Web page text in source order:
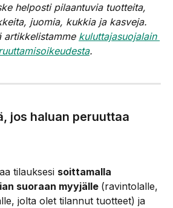
helposti pilaantuvia tuotteita,
juomia, kukkia ja kasveja.
artikkelistamme kuluttajasuojalain
.
jos haluan peruuttaa
tilauksesi soittamalla
suoraan myyjälle (ravintolalle,
jolta olet tilannut tuotteet) ja